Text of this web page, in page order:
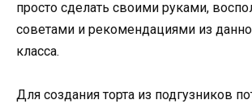
просто сделать своими руками,
советами и рекомендациями из
класса.
Для создания торта из подгузников